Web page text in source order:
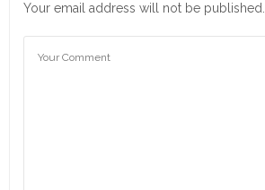
Your email address will not be published.